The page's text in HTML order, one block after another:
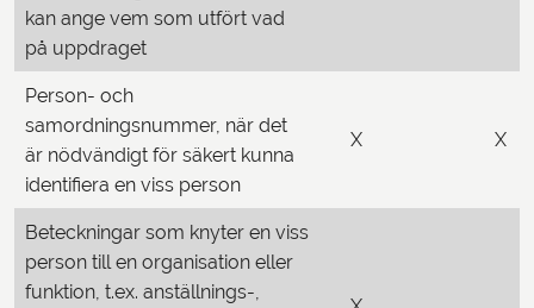
kan ange vem som utfört vad
på uppdraget
Person- och
samordningsnummer, när det
är nödvändigt för säkert kunna
identifiera en viss person
X X
Beteckningar som knyter en viss
person till en organisation eller
funktion, t.ex. anställnings-,